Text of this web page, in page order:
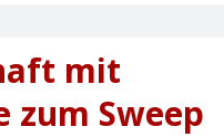
mit
zum Sweep